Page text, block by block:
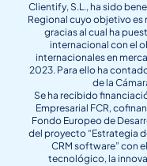
Clientify, S.L., ha sido
Regional cuyo objetivo es
gracias al cual ha
internacional con el
internacionales en
2023. Para ello ha
de la
Se ha recibido
Empresarial FCR,
Fondo Europeo de
del proyecto “Estrategia
CRM software” con
tecnológico, la